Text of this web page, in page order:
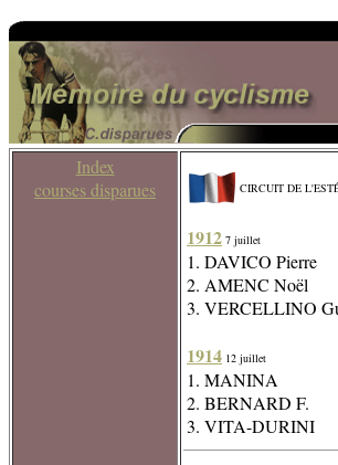
Index
courses disparues
CIRCUIT DE
1912 7 juillet
1. DAVICO Pierre
2. AMENC Noël
3. VERCELLINO
1914 12 juillet
1. MANINA
2. BERNARD F.
3. VITA-DURINI